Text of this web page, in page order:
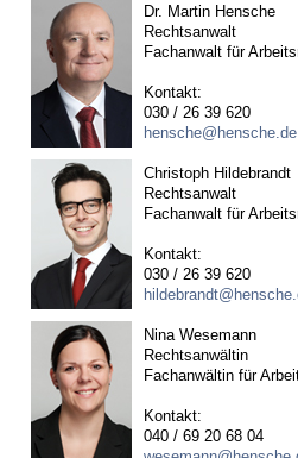
Dr. Martin Hensche
Rechtsanwalt
Fachanwalt für
Kontakt:
030 / 26 39 620
hensche@hensche.de
Christoph Hildebrandt
Rechtsanwalt
Fachanwalt für
Kontakt:
030 / 26 39 620
Nina Wesemann
Rechtsanwältin
Fachanwältin für
Kontakt:
040 / 69 20 68 04